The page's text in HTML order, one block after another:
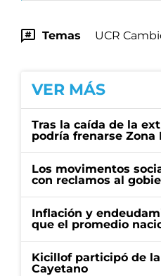
Temas UCR
VER MÁS
Tras la caída de la
podría frenarse Zona
Los movimentos
con reclamos al
Inflación y
que el promedio
Kicillof participó de
Cayetano